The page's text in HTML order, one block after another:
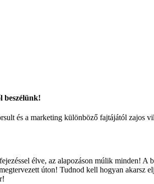
beszélünk!
és a marketing különböző fajtájától zajos
élve, az alapozáson múlik minden! A
úton! Tudnod kell hogyan akarsz